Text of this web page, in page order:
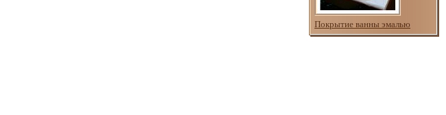
Покрытие ванны эмалью